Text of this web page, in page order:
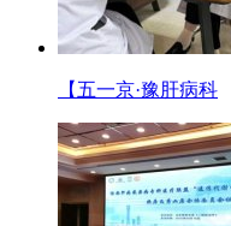
【五一京·豫肝病科